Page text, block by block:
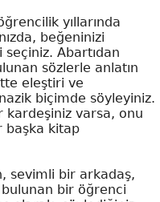
yıllarında
beğeninizi
Abartıdan
sözlerle anlatın
eleştiri ve
nazik biçimde söyleyiniz.
kardeşiniz varsa, onu
başka kitap
sevimli bir arkadaş,
bulunan bir öğrenci